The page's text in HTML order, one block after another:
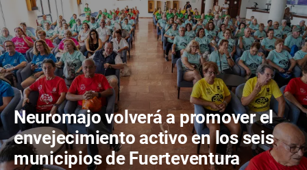
Neuromajo volverá a promover el
envejecimiento activo en los seis
municipios de Fuerteventura